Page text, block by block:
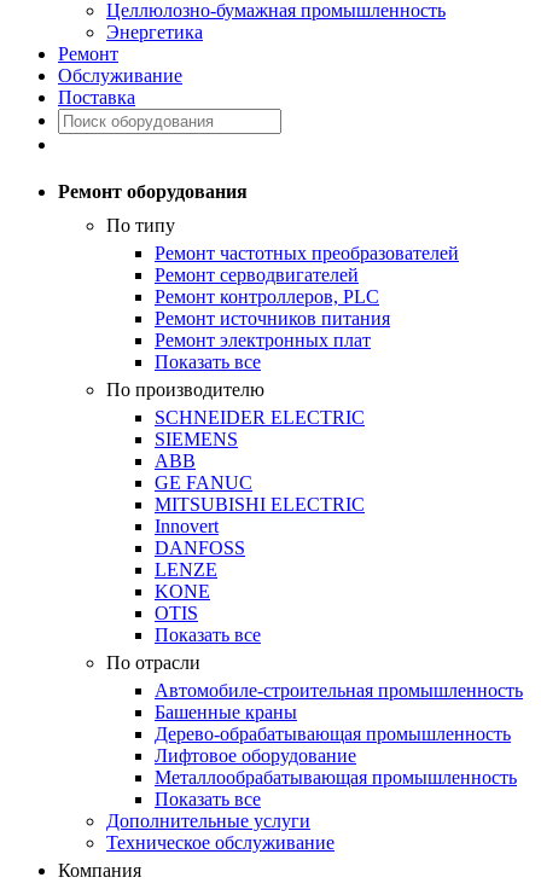
Целлюлозно-бумажная промышленность
Энергетика
Ремонт
Обслуживание
Поставка
Ремонт оборудования
По типу
Ремонт частотных преобразователей
Ремонт серводвигателей
Ремонт контроллеров, PLC
Ремонт источников питания
Ремонт электронных плат
Показать все
По производителю
SCHNEIDER ELECTRIC
SIEMENS
ABB
GE FANUC
MITSUBISHI ELECTRIC
Innovert
DANFOSS
LENZE
KONE
OTIS
Показать все
По отрасли
Автомобиле-строительная промышленность
Башенные краны
Дерево-обрабатывающая промышленность
Лифтовое оборудование
Металлообрабатывающая промышленность
Показать все
Дополнительные услуги
Техническое обслуживание
Компания